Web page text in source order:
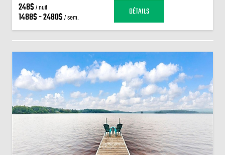
248$ / nuit
1488$ - 2480$ / sem. DÉTAILS